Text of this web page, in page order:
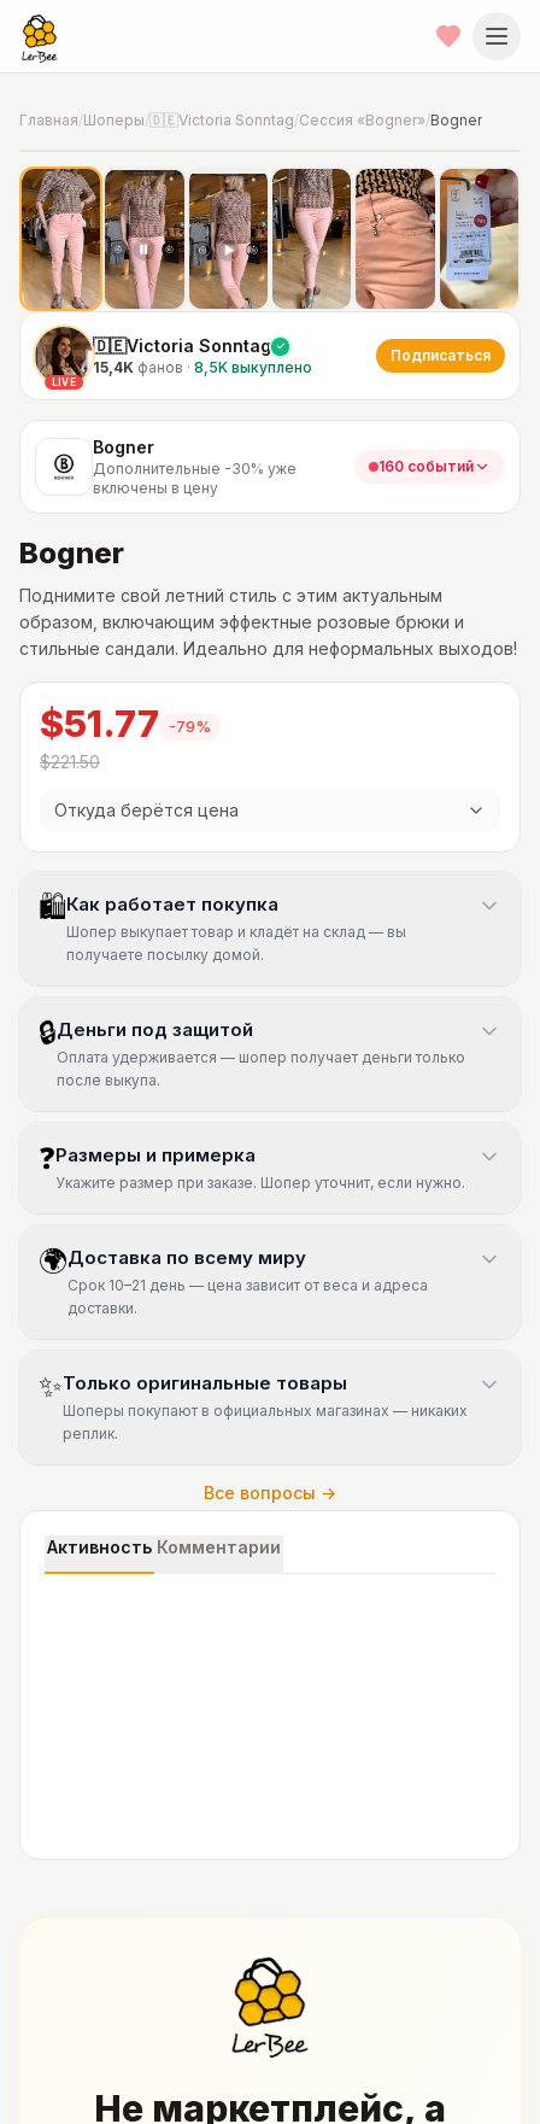
Главная/Шоперы/🇩🇪Victoria Sonntag/Сессия «Bogner»/Bogner
📍Фото от шопера·Дополнительные -30% уже включены в
цену
LIVE
🇩🇪Victoria Sonntag
15,4K фанов · 8,5K выкуплено
Подписаться
Bogner
Дополнительные -30% уже
включены в цену
160 событий
Bogner
Поднимите свой летний стиль с этим актуальным
образом, включающим эффектные розовые брюки и
стильные сандали. Идеально для неформальных выходов!
$51.77 -79%
$221.50
Откуда берётся цена
🛍Как работает покупка
Шопер выкупает товар и кладёт на склад — вы
получаете посылку домой.
🔒Деньги под защитой
Оплата удерживается — шопер получает деньги только
после выкупа.
❓Размеры и примерка
Укажите размер при заказе. Шопер уточнит, если нужно.
🌍Доставка по всему миру
Срок 10–21 день — цена зависит от веса и адреса
доставки.
✨Только оригинальные товары
Шоперы покупают в официальных магазинах — никаких
реплик.
Все вопросы →
Активность Комментарии
Не маркетплейс, а